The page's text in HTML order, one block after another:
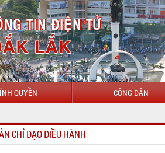
QUYỀN CÔNG DÂN
CHỈ ĐẠO ĐIỀU HÀNH